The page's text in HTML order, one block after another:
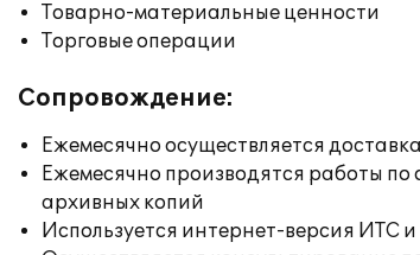
Товарно-материальные ценности
Торговые операции
Сопровождение:
Ежемесячно осуществляется
Ежемесячно производятся работы
архивных копий
Используется интернет-версия ИТС